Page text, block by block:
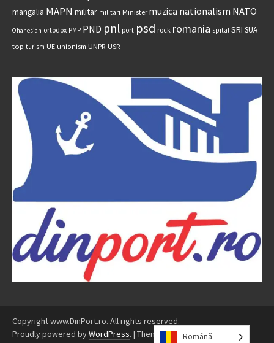
mangalia MAPN militar militari Minister muzica nationalism NATO
Ohanesian ortodox PMP PND pnl port psd rock romania spital SRI SUA
top turism UE unionism UNPR USR
Copyright www.DinPort.ro. All rights reserved.
Proudly powered byWordPress. | Theme: Awaken byThemezHut .
Română